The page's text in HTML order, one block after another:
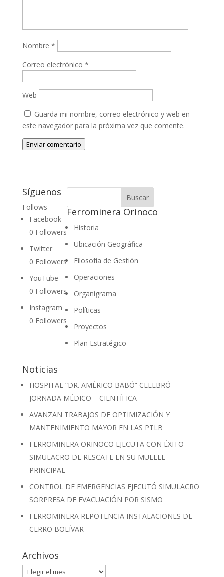
Nombre *
Correo electrónico *
Web
Guarda mi nombre, correo electrónico y web en
este navegador para la próxima vez que comente.
Enviar comentario
Síguenos
Follows
Facebook
0 Followers
Twitter
0 Followers
YouTube
0 Followers
Instagram
0 Followers
Ferrominera Orinoco
Historia
Ubicación Geográfica
Filosofía de Gestión
Operaciones
Organigrama
Políticas
Proyectos
Plan Estratégico
Noticias
HOSPITAL “DR. AMÉRICO BABÓ” CELEBRÓ
JORNADA MÉDICO – CIENTÍFICA
AVANZAN TRABAJOS DE OPTIMIZACIÓN Y
MANTENIMIENTO MAYOR EN LAS PTLB
FERROMINERA ORINOCO EJECUTA CON ÉXITO
SIMULACRO DE RESCATE EN SU MUELLE
PRINCIPAL
CONTROL DE EMERGENCIAS EJECUTÓ SIMULACRO
SORPRESA DE EVACUACIÓN POR SISMO
FERROMINERA REPOTENCIA INSTALACIONES DE
CERRO BOLÍVAR
Archivos
Archivos